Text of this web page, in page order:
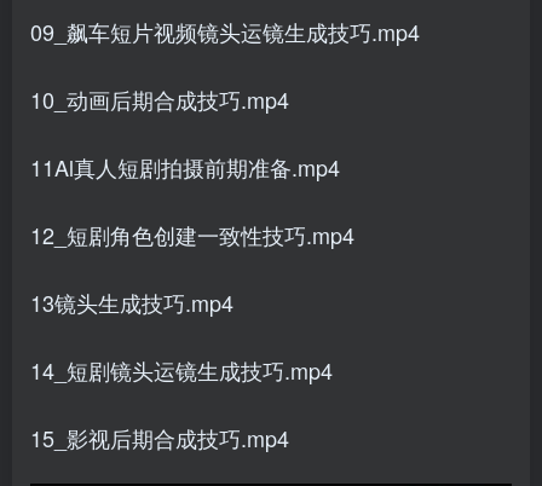
09_飙车短片视频镜头运镜生成技巧.mp4
10_动画后期合成技巧.mp4
11Al真人短剧拍摄前期准备.mp4
12_短剧角色创建一致性技巧.mp4
13镜头生成技巧.mp4
14_短剧镜头运镜生成技巧.mp4
15_影视后期合成技巧.mp4